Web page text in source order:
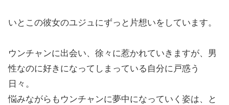
いとこの彼女のユジュにずっと片想いをしています。
ウンチャンに出会い、徐々に惹かれていきますが、男
性なのに好きになってしまっている自分に戸惑う
日々。
悩みながらもウンチャンに夢中になっていく姿は、と